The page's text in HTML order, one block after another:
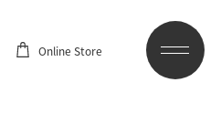
Online Store